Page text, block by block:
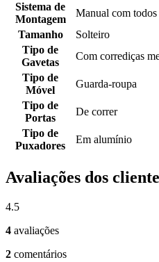
Sistema de
Montagem
Manual com todos
Tamanho
Solteiro
Tipo de
Gavetas
Com corrediças
Tipo de
Móvel
Guarda-roupa
Tipo de
Portas
De correr
Tipo de
Puxadores
Em alumínio
Avaliações dos
4.5
4 avaliações
2 comentários